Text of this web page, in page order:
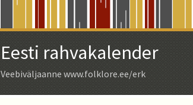
Eesti rahvakalender
Veebiväljaanne www.folklore.ee/erk